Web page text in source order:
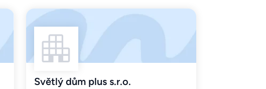
Světlý dům plus s.r.o.